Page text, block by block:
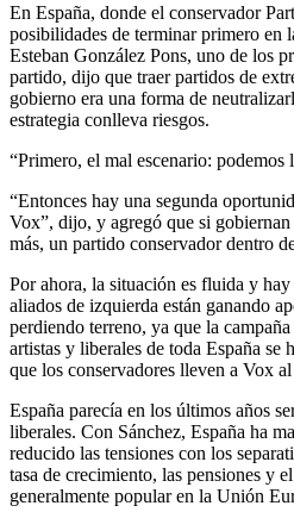
En España, donde el conservador
posibilidades de terminar primero en
Esteban González Pons, uno de los
partido, dijo que traer partidos de
gobierno era una forma de
estrategia conlleva riesgos.
“Primero, el mal escenario:
“Entonces hay una segunda
Vox”, dijo, y agregó que si
más, un partido conservador dentro
Por ahora, la situación es fluida y
aliados de izquierda están ganando
perdiendo terreno, ya que la
artistas y liberales de toda España se
que los conservadores lleven a Vox
España parecía en los últimos años
liberales. Con Sánchez, España ha
reducido las tensiones con los
tasa de crecimiento, las pensiones y
generalmente popular en la Unión